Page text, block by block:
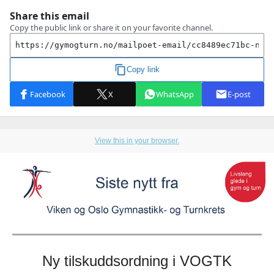
View this in your browser.
Ny tilskuddsordning i VOGTK